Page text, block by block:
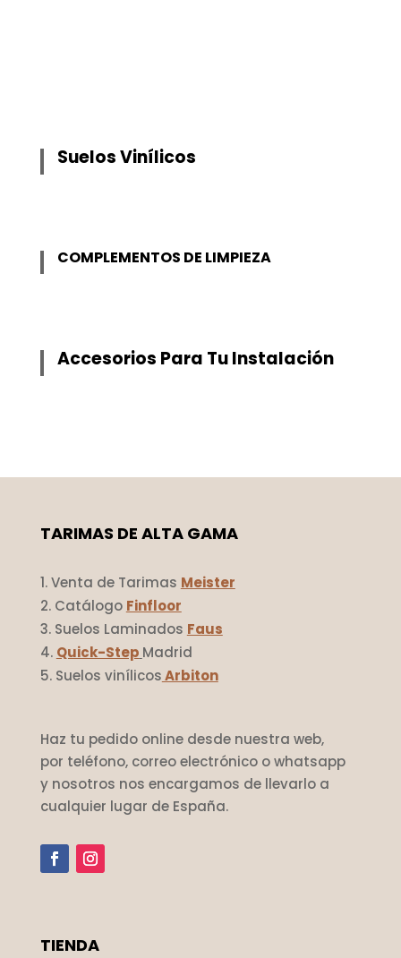
Suelos Vinílicos
COMPLEMENTOS DE LIMPIEZA
Accesorios Para Tu Instalación
TARIMAS DE ALTA GAMA
Venta de Tarimas Meister
Catálogo Finfloor
Suelos Laminados Faus
Quick-Step Madrid
Suelos vinílicosArbiton
Haz tu pedido online desde nuestra web,
por teléfono, correo electrónico o whatsapp
y nosotros nos encargamos de llevarlo a
cualquier lugar de España.
TIENDA